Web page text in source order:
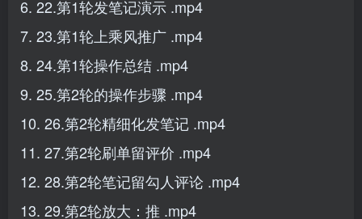
6. 22.第1轮发笔记演示 .mp4
7. 23.第1轮上乘风推广 .mp4
8. 24.第1轮操作总结 .mp4
9. 25.第2轮的操作步骤 .mp4
10. 26.第2轮精细化发笔记 .mp4
11. 27.第2轮刷单留评价 .mp4
12. 28.第2轮笔记留勾人评论 .mp4
13. 29.第2轮放大：推 .mp4